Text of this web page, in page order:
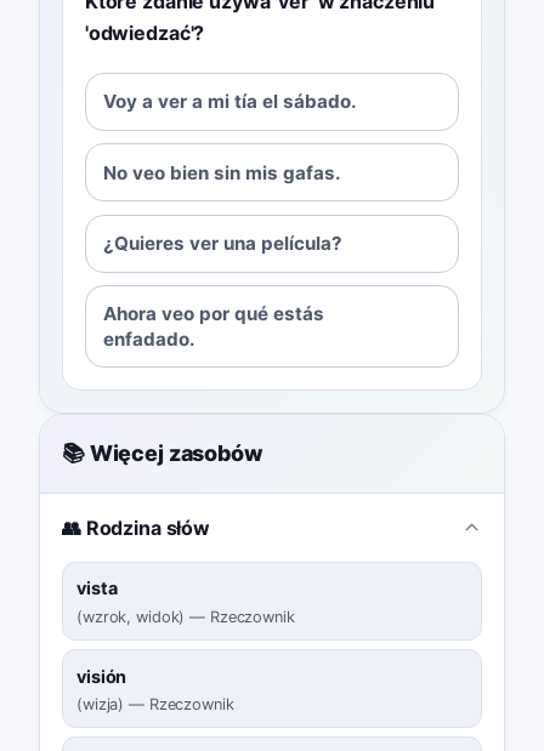
'odwiedzać'?
Voy a ver a mi tía el sábado.
No veo bien sin mis gafas.
¿Quieres ver una película?
Ahora veo por qué estás
enfadado.
📚 Więcej zasobów
👥 Rodzina słów
vista
(wzrok, widok) — Rzeczownik
visión
(wizja) — Rzeczownik